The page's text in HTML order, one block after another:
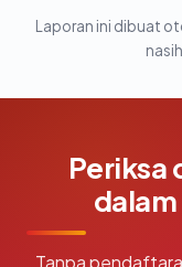
Laporan ini dibuat
Periksa